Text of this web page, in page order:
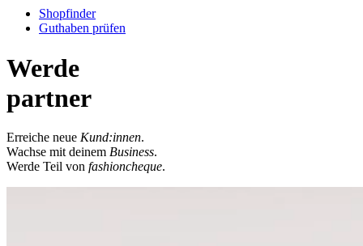
Shopfinder
Guthaben prüfen
Werde
partner
Erreiche neue Kund:innen.
Wachse mit deinem Business.
Werde Teil von fashioncheque.